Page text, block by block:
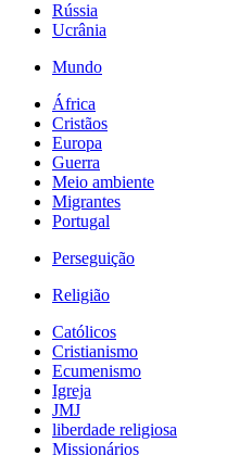
Rússia
Ucrânia
Mundo
África
Cristãos
Europa
Guerra
Meio ambiente
Migrantes
Portugal
Perseguição
Religião
Católicos
Cristianismo
Ecumenismo
Igreja
JMJ
liberdade religiosa
Missionários